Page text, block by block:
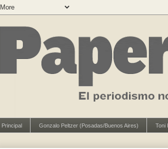
Principal Gonzalo Peltzer (Posadas/Buenos Aires) Toni